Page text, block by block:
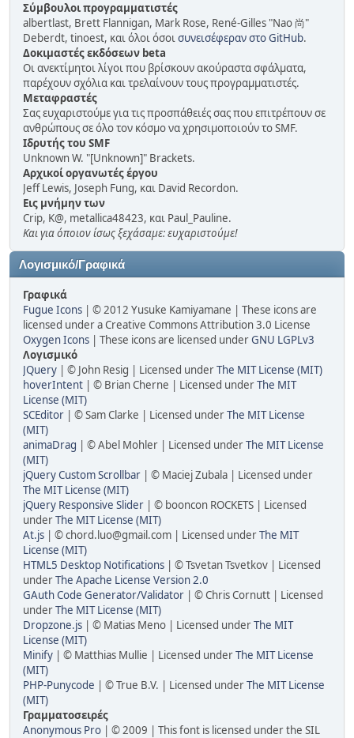
Σύμβουλοι προγραμματιστές
albertlast, Brett Flannigan, Mark Rose, René-Gilles "Nao 尚"
Deberdt, tinoest, και όλοι όσοισυνεισέφεραν στο GitHub.
Δοκιμαστές εκδόσεων beta
Οι ανεκτίμητοι λίγοι που βρίσκουν ακούραστα σφάλματα,
παρέχουν σχόλια και τρελαίνουν τους προγραμματιστές.
Μεταφραστές
Σας ευχαριστούμε για τις προσπάθειές σας που επιτρέπουν σε
ανθρώπους σε όλο τον κόσμο να χρησιμοποιούν το SMF.
Ιδρυτής του SMF
Unknown W. "[Unknown]" Brackets.
Αρχικοί οργανωτές έργου
Jeff Lewis, Joseph Fung, και David Recordon.
Εις μνήμην των
Crip, K@, metallica48423, και Paul_Pauline.
Και για όποιον ίσως ξεχάσαμε: ευχαριστούμε!
Λογισμικό/Γραφικά
Γραφικά
Fugue Icons | © 2012 Yusuke Kamiyamane | These icons are
licensed under a Creative Commons Attribution 3.0 License
Oxygen Icons | These icons are licensed underGNU LGPLv3
Λογισμικό
JQuery | © John Resig | Licensed underThe MIT License (MIT)
hoverIntent | © Brian Cherne | Licensed underThe MIT
License (MIT)
SCEditor | © Sam Clarke | Licensed underThe MIT License
(MIT)
animaDrag | © Abel Mohler | Licensed underThe MIT License
(MIT)
jQuery Custom Scrollbar | © Maciej Zubala | Licensed under
The MIT License (MIT)
jQuery Responsive Slider | © booncon ROCKETS | Licensed
underThe MIT License (MIT)
At.js | ©chord.luo@gmail.com | Licensed underThe MIT
License (MIT)
HTML5 Desktop Notifications | © Tsvetan Tsvetkov | Licensed
underThe Apache License Version 2.0
GAuth Code Generator/Validator | © Chris Cornutt | Licensed
underThe MIT License (MIT)
Dropzone.js | © Matias Meno | Licensed underThe MIT
License (MIT)
Minify | © Matthias Mullie | Licensed underThe MIT License
(MIT)
PHP-Punycode | © True B.V. | Licensed underThe MIT License
(MIT)
Γραμματοσειρές
Anonymous Pro | © 2009 | This font is licensed under the SIL